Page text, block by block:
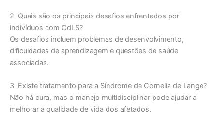
2. Quais são os principais desafios enfrentados por
indivíduos com CdLS?
Os desafios incluem problemas de desenvolvimento,
dificuldades de aprendizagem e questões de saúde
associadas.
3. Existe tratamento para a Síndrome de Cornelia de Lange?
Não há cura, mas o manejo multidisciplinar pode ajudar a
melhorar a qualidade de vida dos afetados.